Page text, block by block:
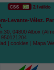
Levante-Vélez.
04800 Albox
| cookies | Mapa